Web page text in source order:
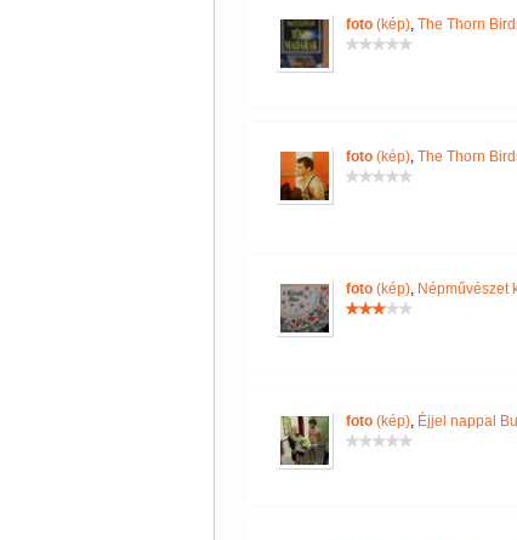
foto(kép), The Thorn
foto(kép), The Thorn
foto(kép), Népművészet
foto(kép), Éjjel nappal